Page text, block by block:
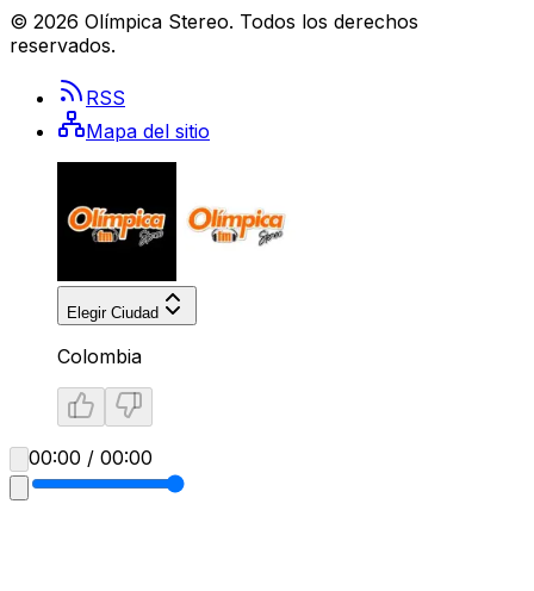
© 2026 Olímpica Stereo. Todos los derechos
reservados.
RSS
Mapa del sitio
Elegir Ciudad
Colombia
00:00 / 00:00